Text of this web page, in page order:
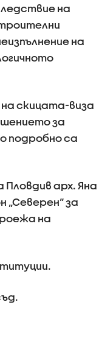
на
на
скицата-виза
за
подробно са
арх. Яна
„Северен“ за
на